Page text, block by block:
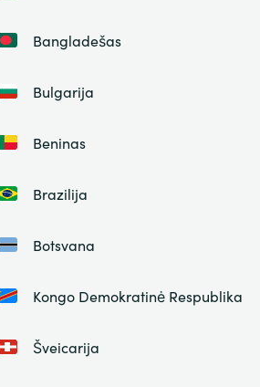
Bangladešas
Bulgarija
Beninas
Brazilija
Botsvana
Kongo Demokratinė Respublika
Šveicarija